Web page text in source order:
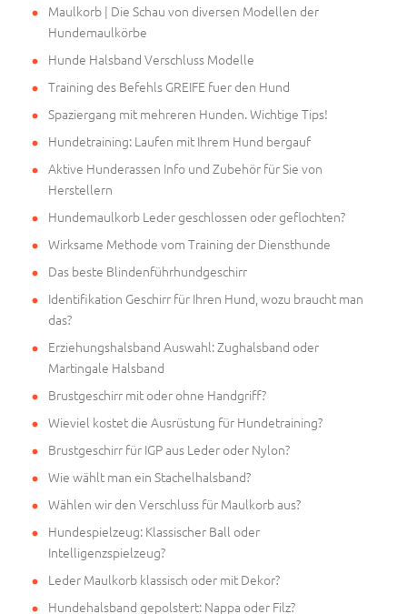
Maulkorb | Die Schau von diversen Modellen der
Hundemaulkörbe
Hunde Halsband Verschluss Modelle
Training des Befehls GREIFE fuer den Hund
Spaziergang mit mehreren Hunden. Wichtige Tips!
Hundetraining: Laufen mit Ihrem Hund bergauf
Aktive Hunderassen Info und Zubehör für Sie von
Herstellern
Hundemaulkorb Leder geschlossen oder geflochten?
Wirksame Methode vom Training der Diensthunde
Das beste Blindenführhundgeschirr
Identifikation Geschirr für Ihren Hund, wozu braucht man
das?
Erziehungshalsband Auswahl: Zughalsband oder
Martingale Halsband
Brustgeschirr mit oder ohne Handgriff?
Wieviel kostet die Ausrüstung für Hundetraining?
Brustgeschirr für IGP aus Leder oder Nylon?
Wie wählt man ein Stachelhalsband?
Wählen wir den Verschluss für Maulkorb aus?
Hundespielzeug: Klassischer Ball oder
Intelligenzspielzeug?
Leder Maulkorb klassisch oder mit Dekor?
Hundehalsband gepolstert: Nappa oder Filz?